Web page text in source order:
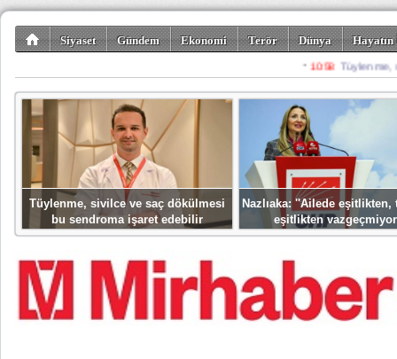
Siyaset Gündem Ekonomi Terör Dünya
Spor Misafir
Tüylenme, sivilce ve saç dökülmesi
bu sendroma işaret edebilir
Nazlıaka: ''Ailede eşitlikten,
eşitlikten